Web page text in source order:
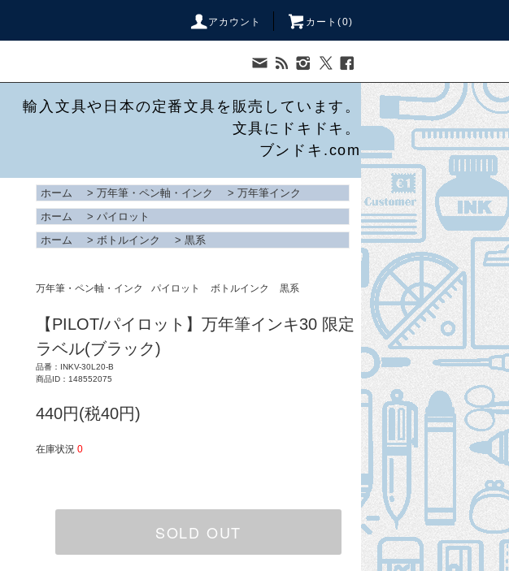
アカウント カート(0)
輸入文具や日本の定番文具を販売しています。
文具にドキドキ。
ブンドキ.com
ホーム > 万年筆・ペン軸・インク > 万年筆インク
ホーム
> パイロット
ホーム
> ボトルインク > 黒系
万年筆・ペン軸・インク パイロット ボトルインク 黒系
【PILOT/パイロット】万年筆インキ30 限定
ラベル(ブラック)
品番：INKV-30L20-B
商品ID：148552075
440円(税40円)
在庫状況 0
SOLD OUT